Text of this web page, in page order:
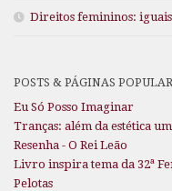
Direitos femininos:
POSTS & PÁGINAS
Eu Só Posso Imaginar
Tranças: além da estética
Resenha - O Rei Leão
Livro inspira tema da 32ª
Pelotas